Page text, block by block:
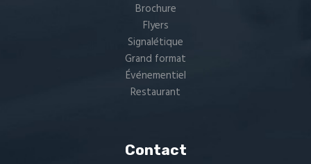
Brochure
Flyers
Signalétique
Grand format
Événementiel
Restaurant
Contact